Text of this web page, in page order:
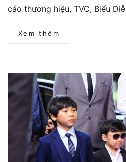
cáo thương hiệu, TVC, Biểu
Xem thêm